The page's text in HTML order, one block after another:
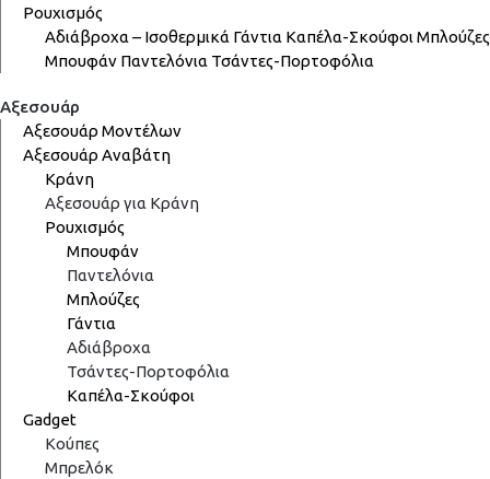
Ρουχισμός
Αδιάβροχα – Ισοθερμικά Γάντια Καπέλα-Σκούφοι Μπλούζες
Μπουφάν Παντελόνια Τσάντες-Πορτοφόλια
Αξεσουάρ
Αξεσουάρ Μοντέλων
Αξεσουάρ Αναβάτη
Κράνη
Αξεσουάρ για Κράνη
Ρουχισμός
Μπουφάν
Παντελόνια
Μπλούζες
Γάντια
Αδιάβροχα
Τσάντες-Πορτοφόλια
Καπέλα-Σκούφοι
Gadget
Κούπες
Μπρελόκ